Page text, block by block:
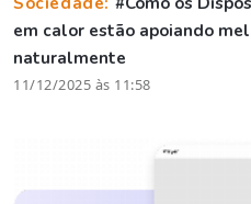
em calor estão apoiando
naturalmente
11/12/2025 às 11:58